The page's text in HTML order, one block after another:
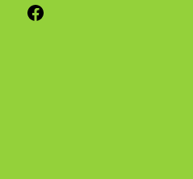
Facebook